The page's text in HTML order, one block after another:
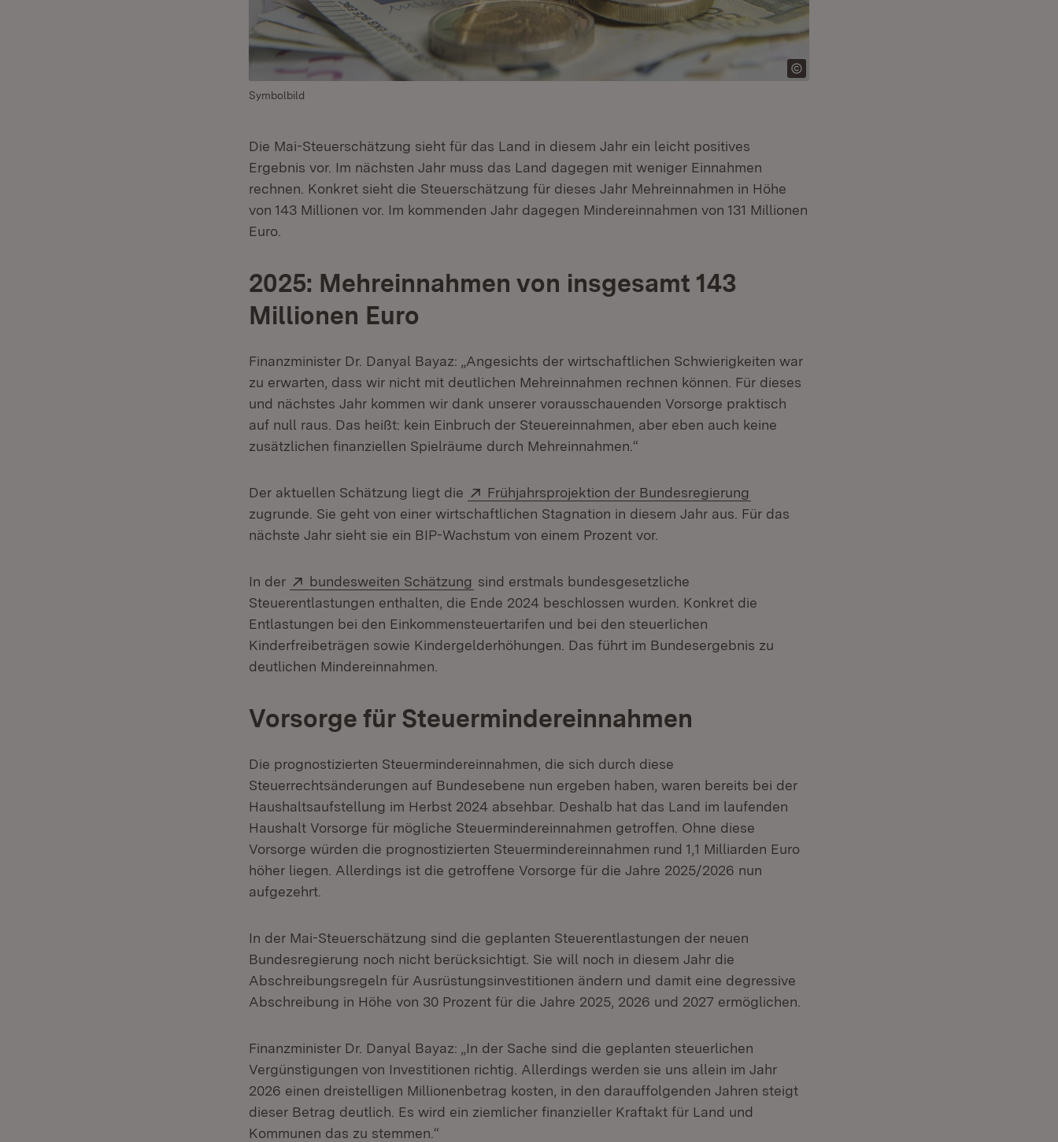
Symbolbild
Die Mai-Steuerschätzung sieht für das Land in diesem Jahr ein leicht positives
Ergebnis vor. Im nächsten Jahr muss das Land dagegen mit weniger Einnahmen
rechnen. Konkret sieht die Steuerschätzung für dieses Jahr Mehreinnahmen in Höhe
von 143 Millionen vor. Im kommenden Jahr dagegen Mindereinnahmen von 131 Millionen
Euro.
2025: Mehreinnahmen von insgesamt 143
Millionen Euro
Finanzminister Dr. Danyal Bayaz: „Angesichts der wirtschaftlichen Schwierigkeiten war
zu erwarten, dass wir nicht mit deutlichen Mehreinnahmen rechnen können. Für dieses
und nächstes Jahr kommen wir dank unserer vorausschauenden Vorsorge praktisch
auf null raus. Das heißt: kein Einbruch der Steuereinnahmen, aber eben auch keine
zusätzlichen finanziellen Spielräume durch Mehreinnahmen.“
Der aktuellen Schätzung liegt die Extern:
Frühjahrsprojektion der Bundesregierung
zugrunde. Sie geht von einer wirtschaftlichen Stagnation in diesem Jahr aus. Für das
nächste Jahr sieht sie ein BIP-Wachstum von einem Prozent vor.
In der Extern:
bundesweiten Schätzung (Öffnet in neuem Fenster)
sind erstmals bundesgesetzliche
Steuerentlastungen enthalten, die Ende 2024 beschlossen wurden. Konkret die
Entlastungen bei den Einkommensteuertarifen und bei den steuerlichen
Kinderfreibeträgen sowie Kindergelderhöhungen. Das führt im Bundesergebnis zu
deutlichen Mindereinnahmen.
Vorsorge für Steuermindereinnahmen
Die prognostizierten Steuermindereinnahmen, die sich durch diese
Steuerrechtsänderungen auf Bundesebene nun ergeben haben, waren bereits bei der
Haushaltsaufstellung im Herbst 2024 absehbar. Deshalb hat das Land im laufenden
Haushalt Vorsorge für mögliche Steuermindereinnahmen getroffen. Ohne diese
Vorsorge würden die prognostizierten Steuermindereinnahmen rund 1,1 Milliarden Euro
höher liegen. Allerdings ist die getroffene Vorsorge für die Jahre 2025/2026 nun
aufgezehrt.
In der Mai-Steuerschätzung sind die geplanten Steuerentlastungen der neuen
Bundesregierung noch nicht berücksichtigt. Sie will noch in diesem Jahr die
Abschreibungsregeln für Ausrüstungsinvestitionen ändern und damit eine degressive
Abschreibung in Höhe von 30 Prozent für die Jahre 2025, 2026 und 2027 ermöglichen.
Finanzminister Dr. Danyal Bayaz: „In der Sache sind die geplanten steuerlichen
Vergünstigungen von Investitionen richtig. Allerdings werden sie uns allein im Jahr
2026 einen dreistelligen Millionenbetrag kosten, in den darauffolgenden Jahren steigt
dieser Betrag deutlich. Es wird ein ziemlicher finanzieller Kraftakt für Land und
Kommunen das zu stemmen.“